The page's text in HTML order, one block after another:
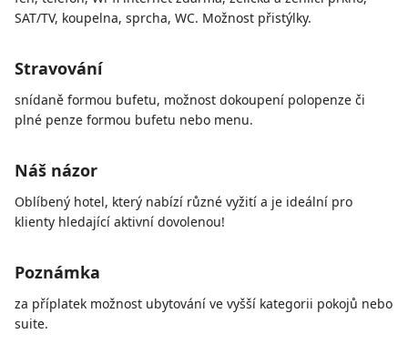
SAT/TV, koupelna, sprcha, WC. Možnost přistýlky.
Stravování
snídaně formou bufetu, možnost dokoupení polopenze či
plné penze formou bufetu nebo menu.
Náš názor
Oblíbený hotel, který nabízí různé vyžití a je ideální pro
klienty hledající aktivní dovolenou!
Poznámka
za příplatek možnost ubytování ve vyšší kategorii pokojů nebo
suite.